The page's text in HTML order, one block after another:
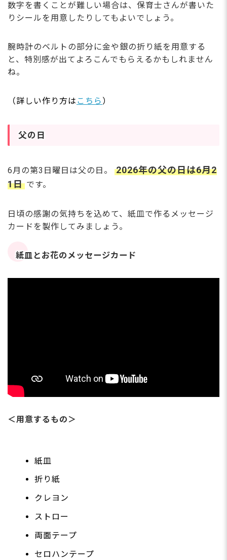
数字を書くことが難しい場合は、保育士さんが書いた
りシールを用意したりしてもよいでしょう。
腕時計のベルトの部分に金や銀の折り紙を用意する
と、特別感が出てよろこんでもらえるかもしれません
ね。
（詳しい作り方は こちら ）
父の日
6月の第3日曜日は父の日。
2026年の父の日は6月2
1日 です。
日頃の感謝の気持ちを込めて、紙皿で作るメッセージ
カードを製作してみましょう。
紙皿とお花のメッセージカード
＜用意するもの＞
紙皿
折り紙
クレヨン
ストロー
両面テープ
セロハンテープ